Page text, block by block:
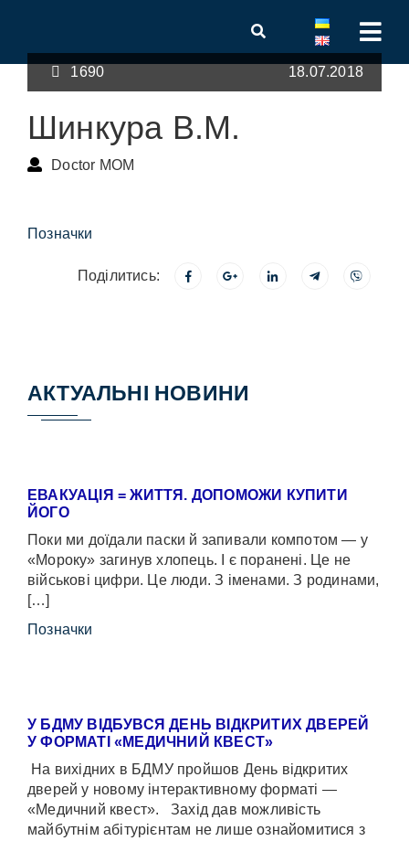
1690 18.07.2018
Шинкура В.М.
Doctor MOM
Позначки
Поділитись:
АКТУАЛЬНІ НОВИНИ
ЕВАКУАЦІЯ = ЖИТТЯ. ДОПОМОЖИ КУПИТИ
ЙОГО
Поки ми доїдали паски й запивали компотом — у
«Мороку» загинув хлопець. І є поранені. Це не
військові цифри. Це люди. З іменами. З родинами,
[…]
Позначки
У БДМУ ВІДБУВСЯ ДЕНЬ ВІДКРИТИХ ДВЕРЕЙ
У ФОРМАТІ «МЕДИЧНИЙ КВЕСТ»
На вихідних в БДМУ пройшов День відкритих
дверей у новому інтерактивному форматі —
«Медичний квест». Захід дав можливість
майбутнім абітурієнтам не лише ознайомитися з